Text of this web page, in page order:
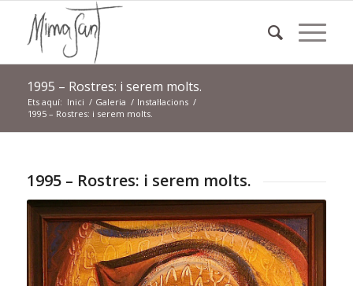
1995 – Rostres: i serem molts.
Ets aquí: Inici / Galeria / Instal·lacions /
1995 – Rostres: i serem molts.
1995 – Rostres: i serem molts.